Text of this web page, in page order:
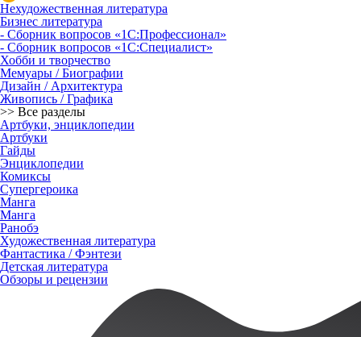
Нехудожественная литература
Бизнес литература
- Сборник вопросов «1С:Профессионал»
- Сборник вопросов «1С:Специалист»
Хобби и творчество
Мемуары / Биографии
Дизайн / Архитектура
Живопись / Графика
>> Все разделы
Артбуки, энциклопедии
Артбуки
Гайды
Энциклопедии
Комиксы
Супергероика
Манга
Манга
Ранобэ
Художественная литература
Фантастика / Фэнтези
Детская литература
Обзоры и рецензии